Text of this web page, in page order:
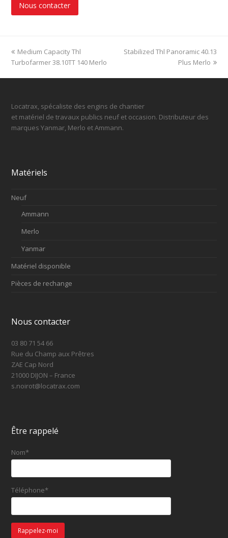
Nous contacter
previous
post:
Medium Capacity Thl
Turbofarmer 38.10TT 140 Merlo
next
Stabilized Thl Panoramic 40.13
Plus Merlo
Locatrax, spécaliste des engins de chantier
et matériel de travaux publics neuf et occasion. Distributeur des
marques Yanmar, Merlo et Ammann.
Matériels
Neuf
Ammann
Merlo
Yanmar
Matériel disponible
Pièces de rechange
Nous contacter
03 80 71 54 66
Rue du Champ aux Prêtres
ZAE Cap Nord
21000 DIJON – France
s.noirot@locatrax.com
Être rappelé
Nom*
Téléphone*